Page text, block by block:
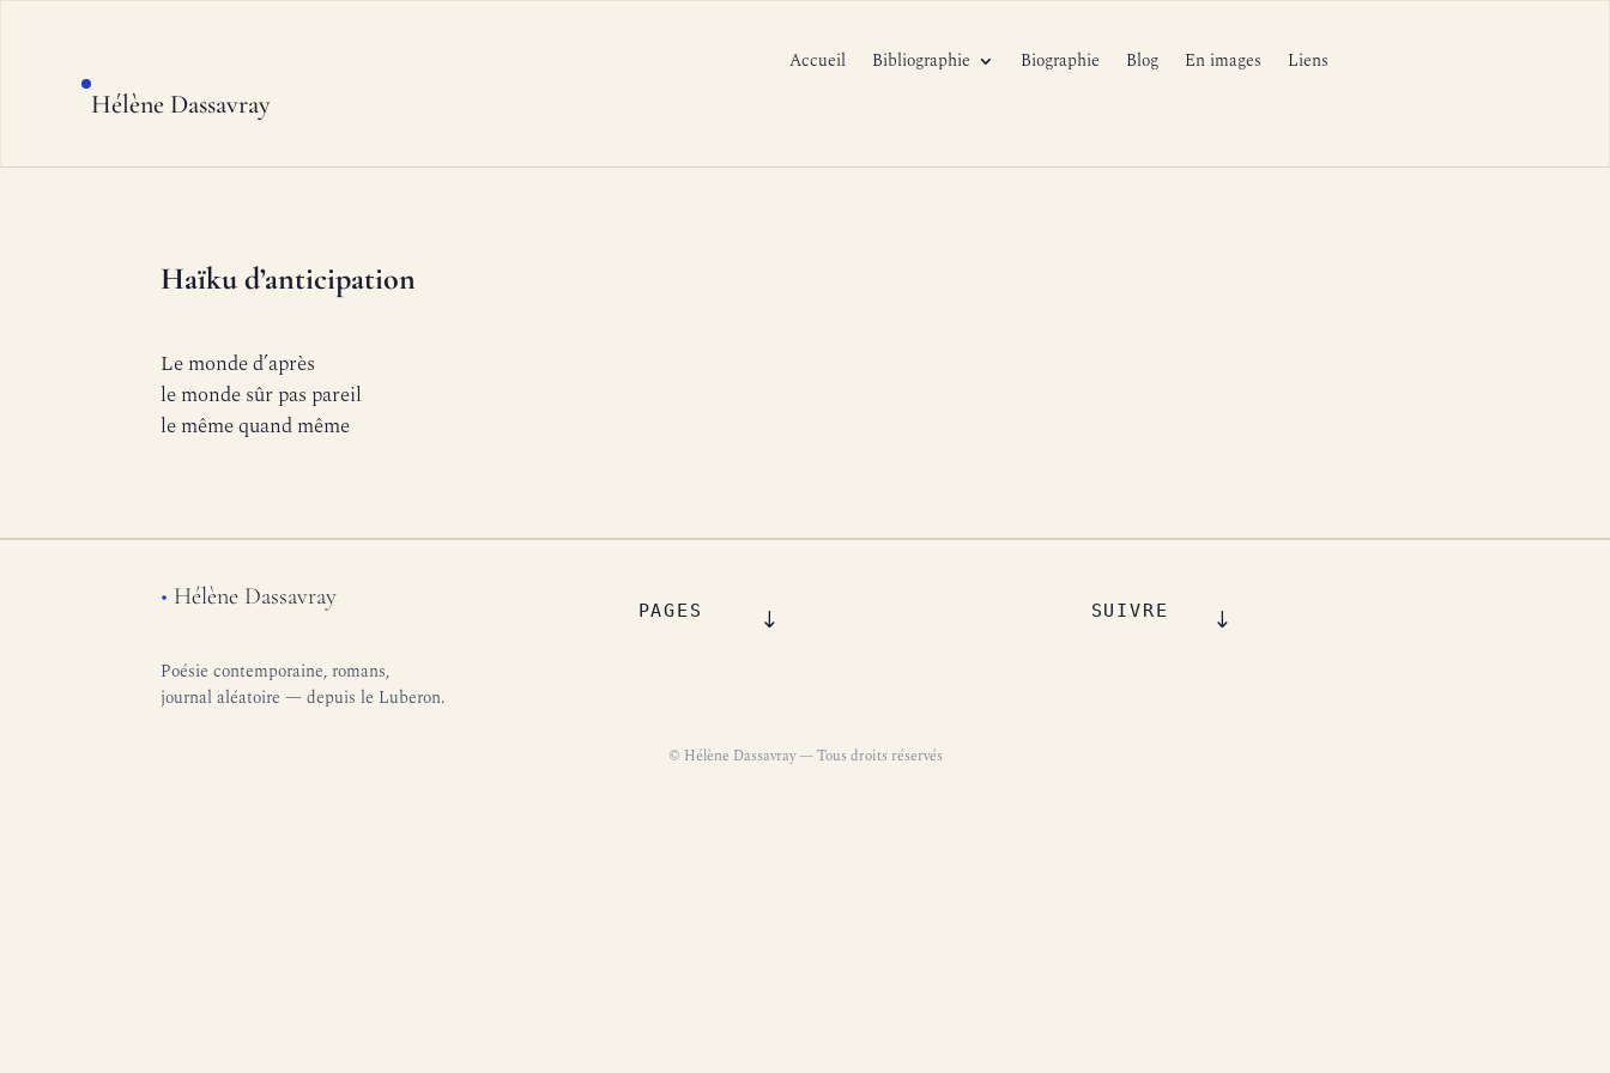
Hélène Dassavray
Accueil Bibliographie Biographie Blog En images Liens
Haïku d’anticipation
Le monde d’après
le monde sûr pas pareil
le même quand même
• Hélène Dassavray
Poésie contemporaine, romans,
journal aléatoire — depuis le Luberon.
PAGES SUIVRE
© Hélène Dassavray — Tous droits réservés